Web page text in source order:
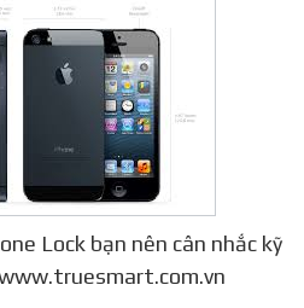
Lock bạn nên cân nhắc kỹ